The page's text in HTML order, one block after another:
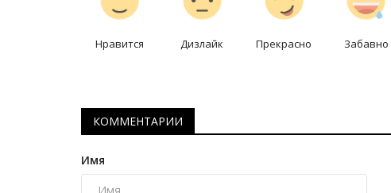
Нравится Дизлайк Прекрасно Забавно
КОММЕНТАРИИ
Имя
цивилизации
Янв 31, 2026 0 3830